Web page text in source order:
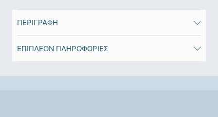
ΠΕΡΙΓΡΑΦΉ
ΕΠΙΠΛΈΟΝ ΠΛΗΡΟΦΟΡΊΕΣ